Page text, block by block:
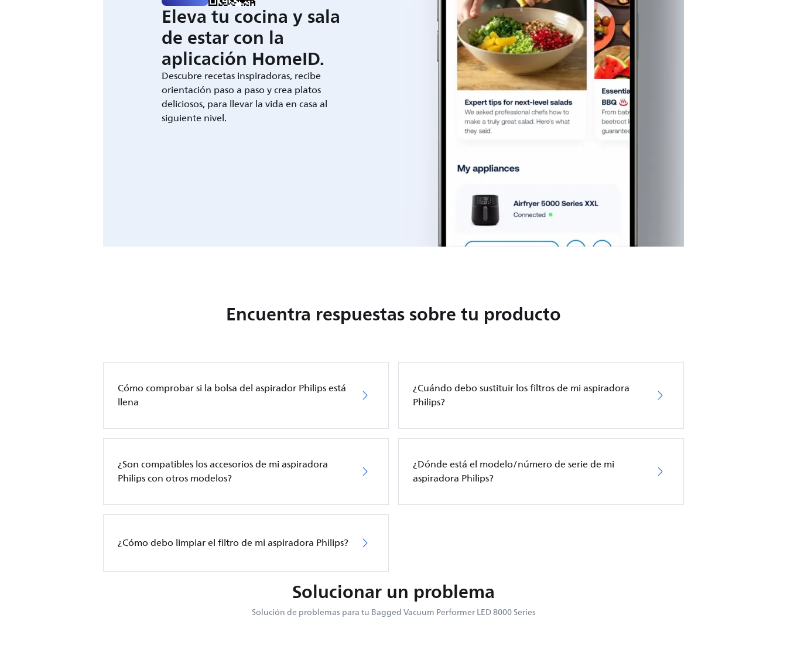
Eleva tu cocina y sala
de estar con la
aplicación HomeID.
Descubre recetas inspiradoras, recibe
orientación paso a paso y crea platos
deliciosos, para llevar la vida en casa al
siguiente nivel.
Encuentra respuestas sobre tu producto
Cómo comprobar si la bolsa del aspirador Philips está
llena
¿Cuándo debo sustituir los filtros de mi aspiradora
Philips?
¿Son compatibles los accesorios de mi aspiradora
Philips con otros modelos?
¿Dónde está el modelo/número de serie de mi
aspiradora Philips?
¿Cómo debo limpiar el filtro de mi aspiradora Philips?
Solucionar un problema
Solución de problemas para tu Bagged Vacuum Performer LED 8000 Series